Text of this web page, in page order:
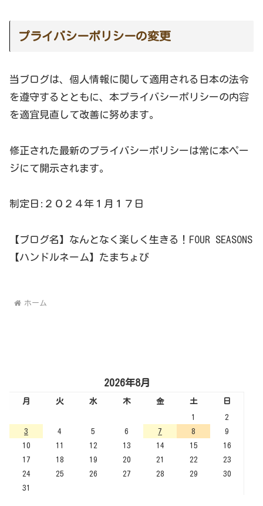
プライバシーポリシーの変更
当ブログは、個人情報に関して適用される日本の法令
を遵守するとともに、本プライバシーポリシーの内容
を適宜見直して改善に努めます。
修正された最新のプライバシーポリシーは常に本ペー
ジにて開示されます。
制定日:２０２４年１月１７日
【ブログ名】なんとなく楽しく生きる！FOUR SEASONS
【ハンドルネーム】たまちょび
ホーム
2026年8月
月 火 水 木 金 土
日
1
2
3
4 5 6 7 8
9
10
11 12 13 14 15
16
17
18 19 20 21 22
23
24
25 26 27 28 29
30
31